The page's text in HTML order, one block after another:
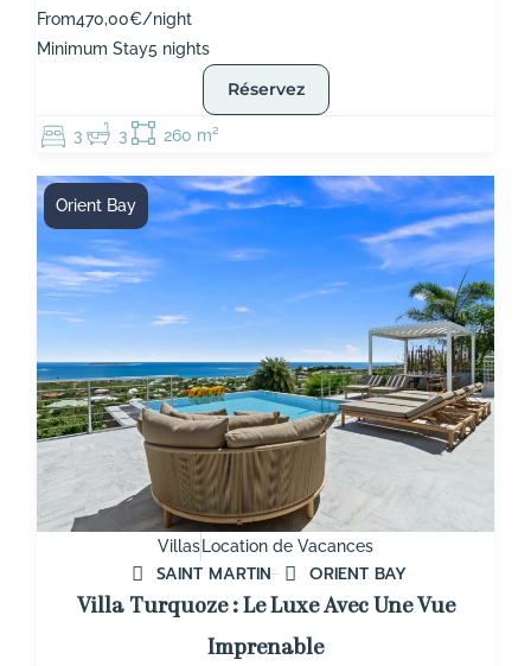
From470,00€/night
Minimum Stay5 nights
Réservez
3 3 260 m²
Villas Location de Vacances
SAINT MARTIN
ORIENT BAY
Villa Turquoze : Le Luxe Avec Une Vue
Imprenable
Orient Bay